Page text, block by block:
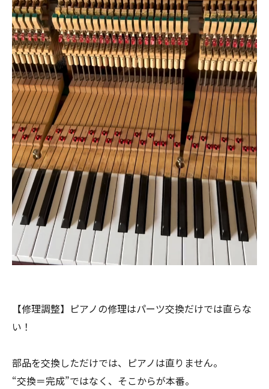
【修理調整】ピアノの修理はパーツ交換だけでは直らな
い！
部品を交換しただけでは、ピアノは直りません。
“交換＝完成”ではなく、そこからが本番。